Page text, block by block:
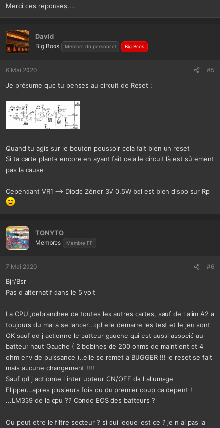
Merci des reponses....
David
Big Boos Membre du personnel Big Boos
6 Mai 2020 #5
Je présume que tu penses au circuit de Reset :
Quand tu agis sur le bouton poussoir cela fait bien un reset
Si ta carte plante encore en ayant fait cela le circuit là est sûrement
pas la cause
Cependant VR1 --> Diode Zéner 3V 0.5W bel est bien dispo sur Rp
TONYTO
Membres Membre FF
7 Mai 2020 #6
Bjr/Bsr
Pas d alternatif dans le 5 volt
La CPU ,debranchee de toutes les autres cartes, sauf de l alim A2 a
toujours du mal a se lancer...qd elle demarre les test et le jeu sont
OK sauf qd j actionne le batteur gauche qui est aussi associé au
batteur haut Gauche ( 2 bobines de 200 ohms de maintient et 4
ohm env de puissance )..elle se remet a BUGGER !!! le reset se fait
mais aucune changement !!!!
Sauf qd j actionne l interrupteur ON/OFF de l allumage
Flipper...apres plusieurs fois ou du premier coup ca depent !!
...LM339 de la cpu ?? Condo EOS des batteurs ?
Ou peut etre le filtre secteur ? si oui lequel est ce ? je n ai pas la